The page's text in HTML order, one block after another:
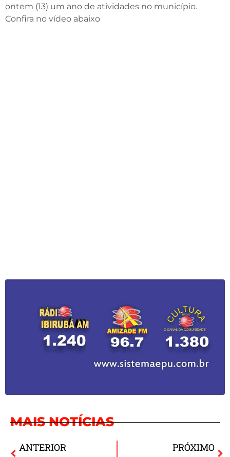
ontem (13) um ano de atividades no município.
Confira no vídeo abaixo
MAIS NOTÍCIAS
ANTERIOR PRÓXIMO